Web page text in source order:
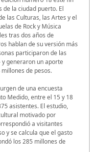
de la ciudad puerto. El
las Culturas, las Artes y el
de Rock y Música
tras dos años de
hablan de su versión más
participaron de las
generaron un aporte
de pesos.
de una encuesta
Medido, entre el 15 y 18
asistentes. El estudio,
motivado por
a visitantes
y se calcula que el gasto
los 285 millones de